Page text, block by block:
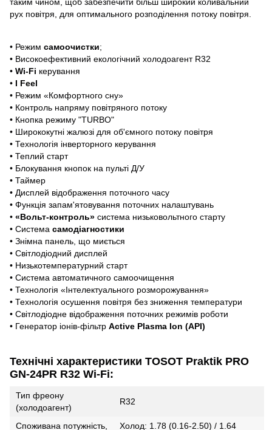
рух повітря, для оптимального розподілення потоку повітря.
• Режим самоочистки;
• Високоефективний екологічний холодоагент R32
• Wi-Fi керування
• I Feel
• Режим «Комфортного сну»
• Контроль напряму повітряного потоку
• Кнопка режиму "TURBO"
• Ширококутні жалюзі для об'ємного потоку повітря
• Технологія інверторного керування
• Теплий старт
• Блокування кнопок на пульті Д/У
• Таймер
• Дисплей відображення поточного часу
• Функція запам'ятовування поточних налаштувань
• «Вольт-контроль» система низьковольтного старту
• Система самодіагностики
• Знімна панель, що миється
• Світлодіодний дисплей
• Низькотемпературний старт
• Система автоматичного самоочищення
• Технологія «Інтелектуального розморожування»
• Технологія осушення повітря без зниження температури
• Світлодіодне відображення поточних режимів роботи
• Генератор іонів-фільтр Active Plasma Ion (API)
Технічні характеристики TOSOT Praktik PRO
GN-24PR R32 Wi-Fi:
Тип фреону
(холодоагент)
R32
Споживана потужність, Холод: 1.78 (0.16-2.50) / 1.64